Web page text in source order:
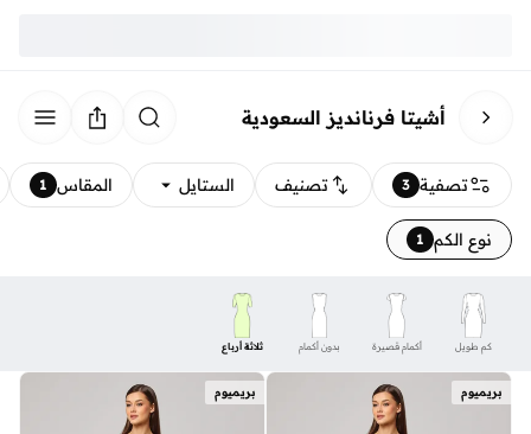
أشيتا فرنانديز السعودية
تصفية 3 تصنيف الستايل المقاس 1
نوع الكم 1
كم طويل أكمام قصيرة بدون أكمام ثلاثة أرباع
بريميوم بريميوم